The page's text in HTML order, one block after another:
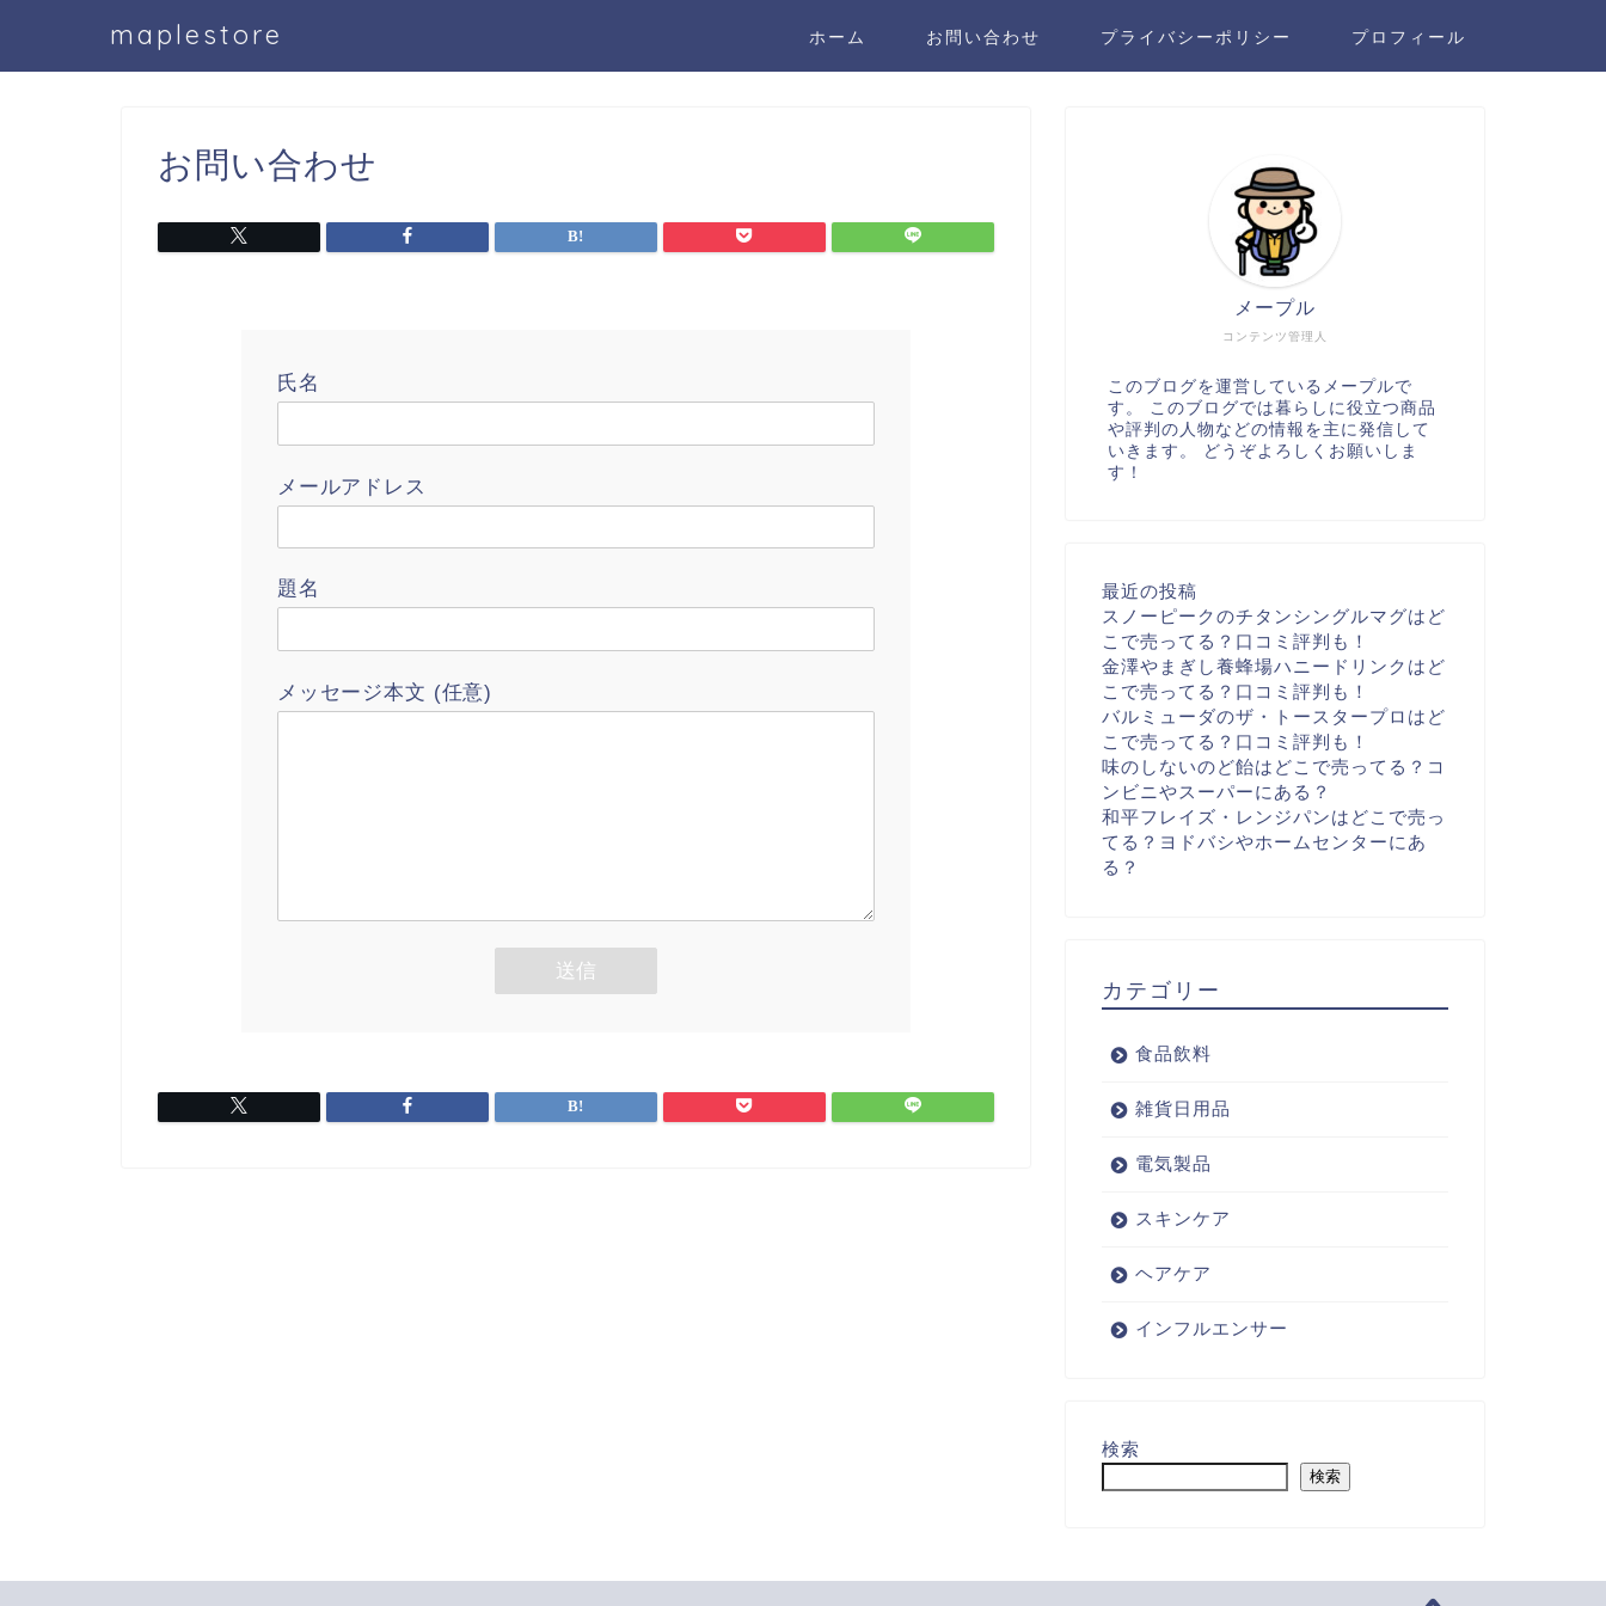
maplestore ホーム お問い合わせ プライバシーポリシー プロフィール
お問い合わせ
氏名
メールアドレス
題名
メッセージ本文 (任意)
コンテンツ管理人
メープル
このブログを運営しているメープルで
す。 このブログでは暮らしに役立つ商品
や評判の人物などの情報を主に発信して
いきます。 どうぞよろしくお願いしま
す！
最近の投稿
スノーピークのチタンシングルマグはど
こで売ってる？口コミ評判も！
金澤やまぎし養蜂場ハニードリンクはど
こで売ってる？口コミ評判も！
バルミューダのザ・トースタープロはど
こで売ってる？口コミ評判も！
味のしないのど飴はどこで売ってる？コ
ンビニやスーパーにある？
和平フレイズ・レンジパンはどこで売っ
てる？ヨドバシやホームセンターにあ
る？
カテゴリー
食品飲料
雑貨日用品
電気製品
スキンケア
ヘアケア
インフルエンサー
検索
検索